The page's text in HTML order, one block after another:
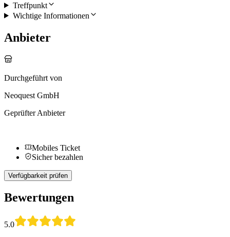
Treffpunkt
Wichtige Informationen
Anbieter
Durchgeführt von
Neoquest GmbH
Geprüfter Anbieter
Mobiles Ticket
Sicher bezahlen
Verfügbarkeit prüfen
Bewertungen
5.0